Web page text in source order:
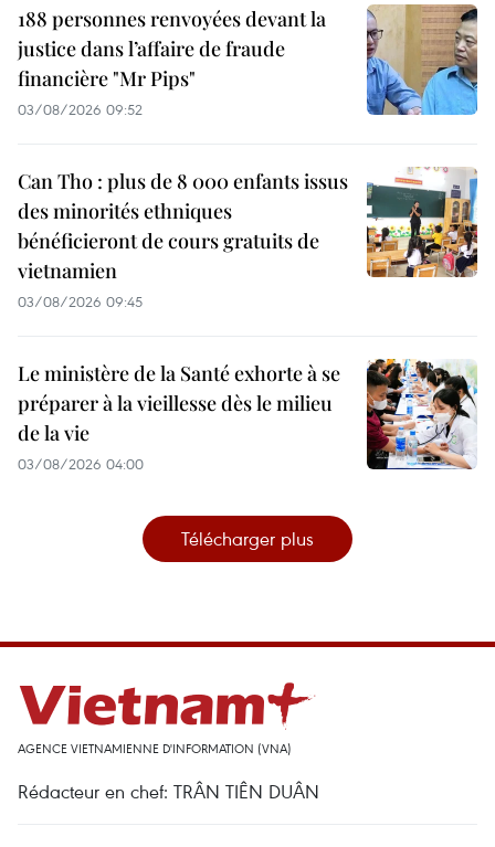
188 personnes renvoyées devant la
justice dans l’affaire de fraude
financière "Mr Pips"
03/08/2026 09:52
Can Tho : plus de 8 000 enfants issus
des minorités ethniques
bénéficieront de cours gratuits de
vietnamien
03/08/2026 09:45
Le ministère de la Santé exhorte à se
préparer à la vieillesse dès le milieu
de la vie
03/08/2026 04:00
Télécharger plus
AGENCE VIETNAMIENNE D'INFORMATION (VNA)
Rédacteur en chef: TRÂN TIÊN DUÂN